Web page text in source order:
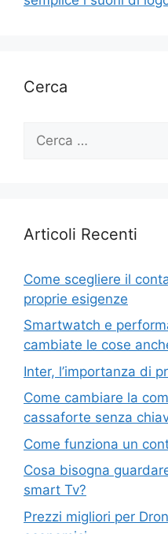
Cerca
per:
Articoli Recenti
Come scegliere il
proprie esigenze
Smartwatch e
cambiate le cose
Inter, l’importanza di
Come cambiare la
cassaforte senza
Come funziona un
Cosa bisogna
smart Tv?
Prezzi migliori per